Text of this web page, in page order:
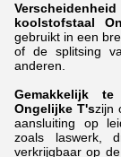
koolstofstaal
gebruikt in een
of de splitsing
anderen.
Gemakkelijk
Ongelijke T'szijn
aansluiting op
zoals laswerk,
verkrijgbaar op